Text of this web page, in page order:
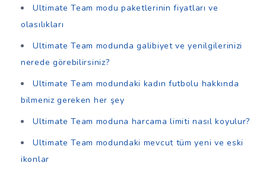
Ultimate Team modu paketlerinin fiyatları ve
olasılıkları
Ultimate Team modunda galibiyet ve yenilgilerinizi
nerede görebilirsiniz?
Ultimate Team modundaki kadın futbolu hakkında
bilmeniz gereken her şey
Ultimate Team moduna harcama limiti nasıl koyulur?
Ultimate Team modundaki mevcut tüm yeni ve eski
ikonlar